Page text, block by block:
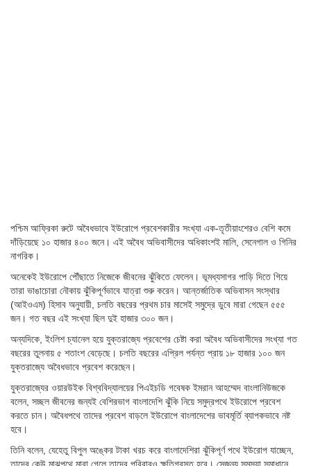
পশ্চিম আফ্রিকা রুটে অবৈধভাবে ইউরোপে প্রবেশকারীর সংখ্যা এক-তৃতীয়াংশেরও বেশি কমে
দাঁড়িয়েছে ১০ হাজার ৪০০ জনে। এই অবৈধ অভিবাসীদের অধিকাংশই মালি, সেনেগাল ও গিনির
নাগরিক।
অনেকেই ইউরোপে পৌঁছাতে নিজেকে জীবনের ঝুঁকিতে ফেলেন। ভূমধ্যসাগর পাড়ি দিতে গিয়ে
তারা ভাঙাচোরা নৌকায় ঝুঁকিপূর্ণভাবে যাত্রা শুরু করেন। আন্তর্জাতিক অভিবাসন সংস্থার
(আইওএম) হিসাব অনুযায়ী, চলতি বছরের প্রথম চার মাসেই সমুদ্রে ডুবে মারা গেছেন ৫৫৫
জন। গত বছর এই সংখ্যা ছিল দুই হাজার ৩০০ জন।
অন্যদিকে, ইংলিশ চ্যানেল হয়ে যুক্তরাজ্যে প্রবেশের চেষ্টা করা অবৈধ অভিবাসীদের সংখ্যা গত
বছরের তুলনায় ৫ শতাংশ বেড়েছে। চলতি বছরের এপ্রিল পর্যন্ত প্রায় ১৮ হাজার ১০০ জন
যুক্তরাজ্যে অবৈধভাবে প্রবেশ করেছেন।
যুক্তরাজ্যের ওয়ারউইক বিশ্ববিদ্যালয়ের পিএইচডি গবেষক ইমরান আহম্মেদ বাংলানিউজকে
বলেন, সচ্ছল জীবনের জন্যই বেশিরভাগ বাংলাদেশি ঝুঁকি নিয়ে সমুদ্রপথে ইউরোপে প্রবেশ
করতে চান। অবৈধপথে তাদের প্রবেশ বাড়লে ইউরোপে বাংলাদেশের ভাবমূর্তি ব্যাপকভাবে নষ্ট
হবে।
তিনি বলেন, যেহেতু বিপুল অঙ্কের টাকা খরচ করে বাংলাদেশিরা ঝুঁকিপূর্ণ পথে ইউরোপ যাচ্ছেন,
তাদের কেউ মাঝপথে মারা গেলে তাদের পরিবারও ক্ষতিগ্রস্ত হবে। সেজন্য সমস্যা সমাধানে